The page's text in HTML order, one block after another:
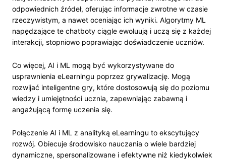
odpowiednich źródeł, oferując informacje zwrotne w czasie
rzeczywistym, a nawet oceniając ich wyniki. Algorytmy ML
napędzające te chatboty ciągle ewoluują i uczą się z każdej
interakcji, stopniowo poprawiając doświadczenie uczniów.
Co więcej, AI i ML mogą być wykorzystywane do
usprawnienia eLearningu poprzez grywalizację. Mogą
rozwijać inteligentne gry, które dostosowują się do poziomu
wiedzy i umiejętności ucznia, zapewniając zabawną i
angażującą formę uczenia się.
Połączenie AI i ML z analityką eLearningu to ekscytujący
rozwój. Obiecuje środowisko nauczania o wiele bardziej
dynamiczne, spersonalizowane i efektywne niż kiedykolwiek